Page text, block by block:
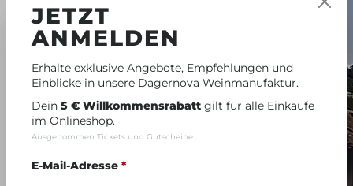
JETZT
ANMELDEN
Erhalte exklusive Angebote, Empfehlungen und
Einblicke in unsere Dagernova Weinmanufaktur.
Dein 5 € Willkommensrabatt gilt für alle Einkäufe
im Onlineshop.
Ausgenommen Tickets und Gutscheine
E-Mail-Adresse *